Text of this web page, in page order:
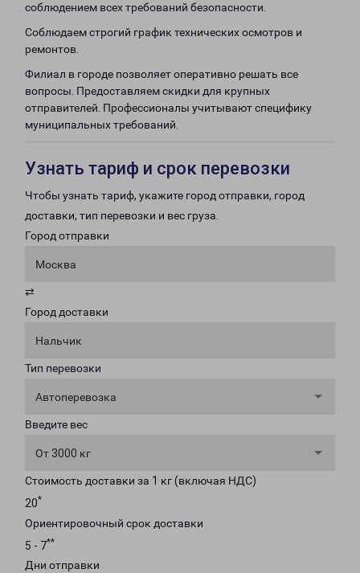
соблюдением всех требований безопасности.
Соблюдаем строгий график технических осмотров и
ремонтов.
Филиал в городе позволяет оперативно решать все
вопросы. Предоставляем скидки для крупных
отправителей. Профессионалы учитывают специфику
муниципальных требований.
Узнать тариф и срок перевозки
Чтобы узнать тариф, укажите город отправки, город
доставки, тип перевозки и вес груза.
Город отправки
Москва
⇄
Город доставки
Нальчик
Тип перевозки
Автоперевозка
Введите вес
От 3000 кг
Стоимость доставки за 1 кг (включая НДС)
20*
Ориентировочный срок доставки
5 - 7**
Дни отправки